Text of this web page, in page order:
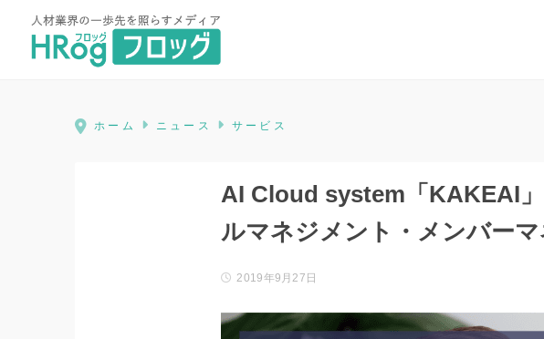
HRog | 人材業界の一歩先を照らすメディア
ホーム ニュース サービス
AI Cloud system「KAKEAI
ルマネジメント・メンバー
2019年9月27日